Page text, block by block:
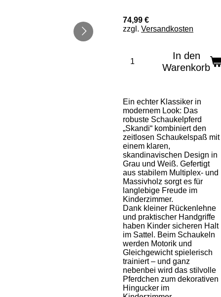
74,99 €
zzgl. Versandkosten
In den
Warenkorb
Ein echter Klassiker in
modernem Look: Das
robuste Schaukelpferd
„Skandi“ kombiniert den
zeitlosen Schaukelspaß mit
einem klaren,
skandinavischen Design in
Grau und Weiß. Gefertigt
aus stabilem Multiplex- und
Massivholz sorgt es für
langlebige Freude im
Kinderzimmer.
Dank kleiner Rückenlehne
und praktischer Handgriffe
haben Kinder sicheren Halt
im Sattel. Beim Schaukeln
werden Motorik und
Gleichgewicht spielerisch
trainiert – und ganz
nebenbei wird das stilvolle
Pferdchen zum dekorativen
Hingucker im